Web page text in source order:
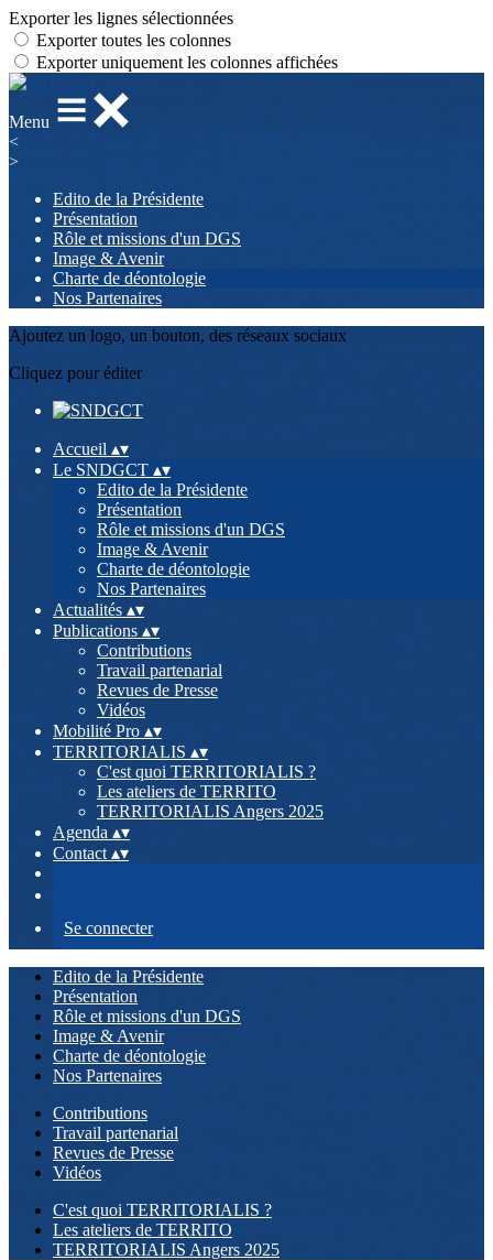
Exporter les lignes sélectionnées
Exporter toutes les colonnes
Exporter uniquement les colonnes affichées
Menu
<
>
Edito de la Présidente
Présentation
Rôle et missions d'un DGS
Image & Avenir
Charte de déontologie
Nos Partenaires
Ajoutez un logo, un bouton, des réseaux sociaux
Cliquez pour éditer
Accueil▴▾
Le SNDGCT ▴▾
Edito de la Présidente
Présentation
Rôle et missions d'un DGS
Image & Avenir
Charte de déontologie
Nos Partenaires
Actualités ▴▾
Publications ▴▾
Contributions
Travail partenarial
Revues de Presse
Vidéos
Mobilité Pro▴▾
TERRITORIALIS ▴▾
C'est quoi TERRITORIALIS ?
Les ateliers de TERRITO
TERRITORIALIS Angers 2025
Agenda▴▾
Contact ▴▾
Se connecter
Edito de la Présidente
Présentation
Rôle et missions d'un DGS
Image & Avenir
Charte de déontologie
Nos Partenaires
Contributions
Travail partenarial
Revues de Presse
Vidéos
C'est quoi TERRITORIALIS ?
Les ateliers de TERRITO
TERRITORIALIS Angers 2025